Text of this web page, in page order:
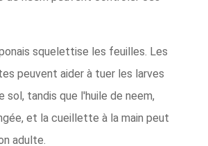
squelettise les feuilles. Les
peuvent aider à tuer les larves
sol, tandis que l'huile de neem,
et la cueillette à la main peut
adulte.